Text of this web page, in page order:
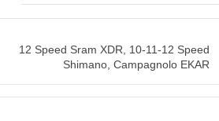
12 Speed Sram XDR, 10-11-12 Speed
Shimano, Campagnolo EKAR